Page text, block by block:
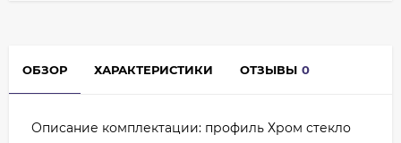
ОБЗОР ХАРАКТЕРИСТИКИ ОТЗЫВЫ 0
Описание комплектации: профиль Хром стекло